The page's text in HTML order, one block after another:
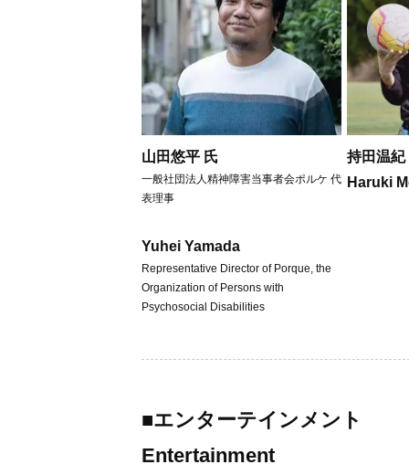
山田悠平 氏
一般社団法人精神障害当事者会ポルケ 代
表理事
Yuhei Yamada
Representative Director of Porque, the
Organization of Persons with
Psychosocial Disabilities
持田温
Haruki
■エンターテインメント
Entertainment